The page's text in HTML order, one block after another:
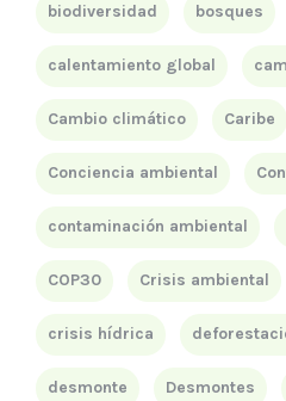
biodiversidad bosques
calentamiento global
Cambio climático Caribe
Conciencia ambiental
contaminación ambiental
COP30 Crisis ambiental
crisis hídrica
desmonte Desmontes